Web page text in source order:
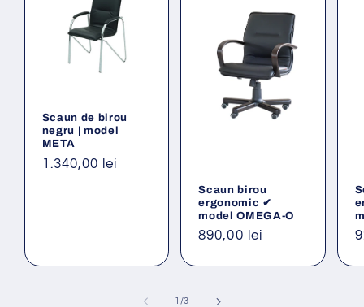
Scaun de birou
negru | model
META
Preț
1.340,00 lei
Scaun birou
ergonomic ✔
model OMEGA-O
Preț
890,00 lei
/din
3